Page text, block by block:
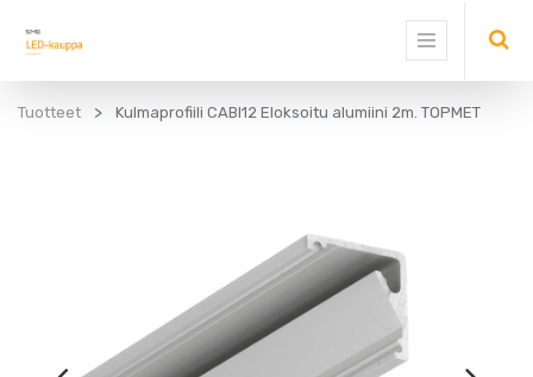
Tuotteet Kulmaprofiili CABI12 Eloksoitu alumiini 2m. TOPMET